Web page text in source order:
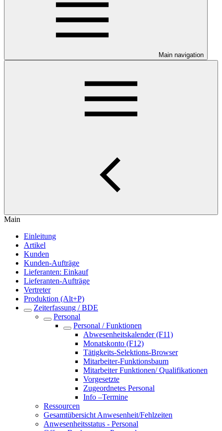
Main navigation
Main
Einleitung
Artikel
Kunden
Kunden-Aufträge
Lieferanten: Einkauf
Lieferanten-Aufträge
Vertreter
Produktion (Alt+P)
Zeiterfassung / BDE
Personal
Personal / Funktionen
Abwesenheitskalender (F11)
Monatskonto (F12)
Tätigkeits-Selektions-Browser
Mitarbeiter-Funktionsbaum
Mitarbeiter Funktionen/ Qualifikationen
Vorgesetzte
Zugeordnetes Personal
Info –Termine
Ressourcen
Gesamtübersicht Anwesenheit/Fehlzeiten
Anwesenheitsstatus - Personal